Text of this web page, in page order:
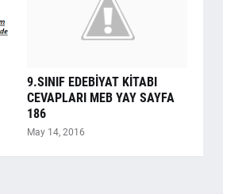
9.SINIF EDEBİYAT KİTABI
CEVAPLARI MEB YAY SAYFA
186
May 14, 2016